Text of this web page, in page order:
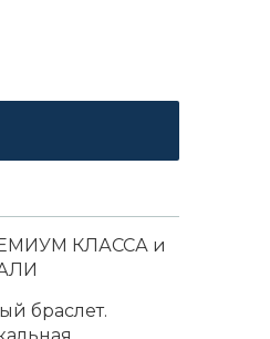
КЛАССА и
браслет.